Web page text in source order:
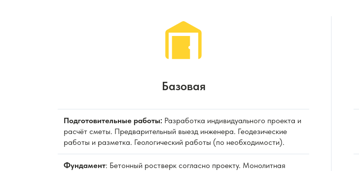
Базовая
Подготовительные работы: Разработка индивидуального проекта и
расчёт сметы. Предварительный выезд инженера. Геодезические
работы и разметка. Геологический работы (по необходимости).
Фундамент: Бетонный ростверк согласно проекту. Монолитная